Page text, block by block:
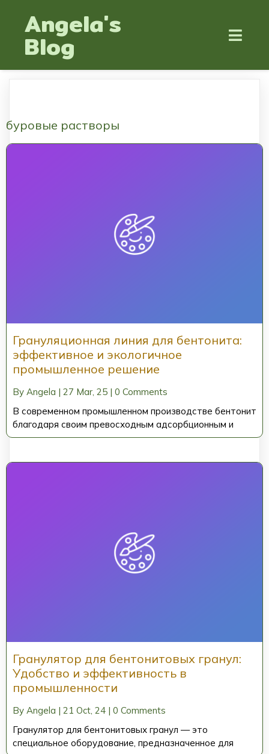
Angela's
Blog
буровые растворы
Грануляционная линия для бентонита:
эффективное и экологичное
промышленное решение
By Angela | 27 Mar, 25 | 0 Comments
В современном промышленном производстве бентонит
благодаря своим превосходным адсорбционным и
Гранулятор для бентонитовых гранул:
Удобство и эффективность в
промышленности
By Angela | 21 Oct, 24 | 0 Comments
Гранулятор для бентонитовых гранул — это
специальное оборудование, предназначенное для